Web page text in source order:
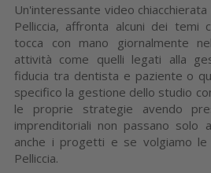
Un'interessante video
Pelliccia, affronta alcuni dei
tocca con mano giornalmente
attività come quelli legati alla
fiducia tra dentista e paziente o
specifico la gestione dello studio
le proprie strategie avendo
imprenditoriali non passano solo
anche i progetti e se volgiamo le
Pelliccia.